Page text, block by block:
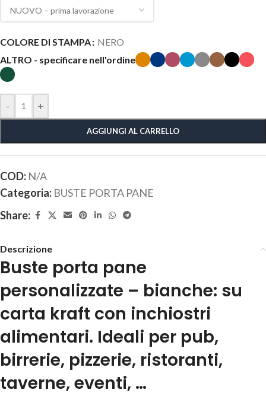
COLORE DI STAMPA
NERO
ALTRO - specificare nell'ordine
- +
AGGIUNGI AL CARRELLO
COD: N/A
Categoria: BUSTE PORTA PANE
Share:
Descrizione
Buste porta pane
personalizzate – bianche: su
carta kraft con inchiostri
alimentari. Ideali per pub,
birrerie, pizzerie, ristoranti,
taverne, eventi, …